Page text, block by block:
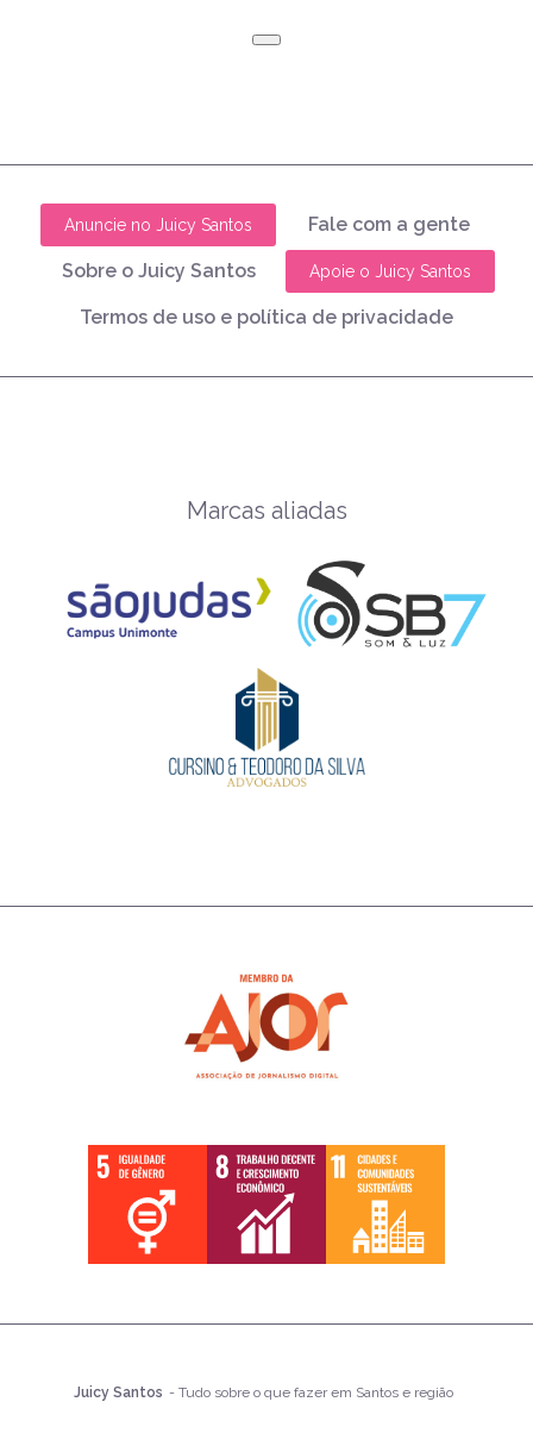
Anuncie no Juicy Santos Fale com a gente
Sobre o Juicy Santos Apoie o Juicy Santos
Termos de uso e política de privacidade
Marcas aliadas
Juicy Santos - Tudo sobre o que fazer em Santos e região